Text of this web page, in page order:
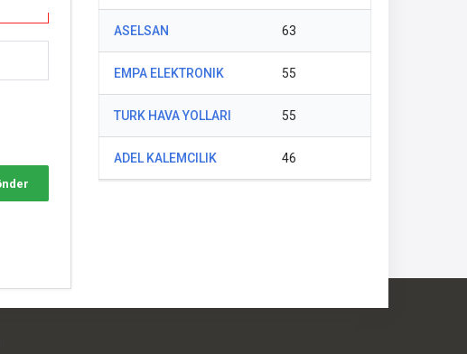
ASELSAN 63
EMPA ELEKTRONIK 55
TURK HAVA YOLLARI 55
ADEL KALEMCILIK 46